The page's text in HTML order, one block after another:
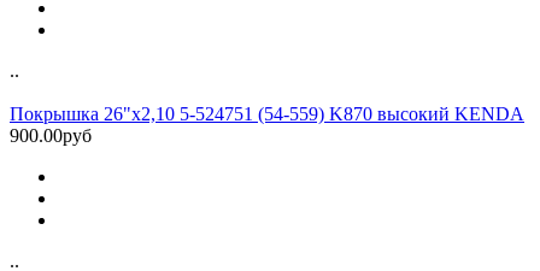
..
Покрышка 26"х2,10 5-524751 (54-559) K870 высокий KENDA
900.00руб
..